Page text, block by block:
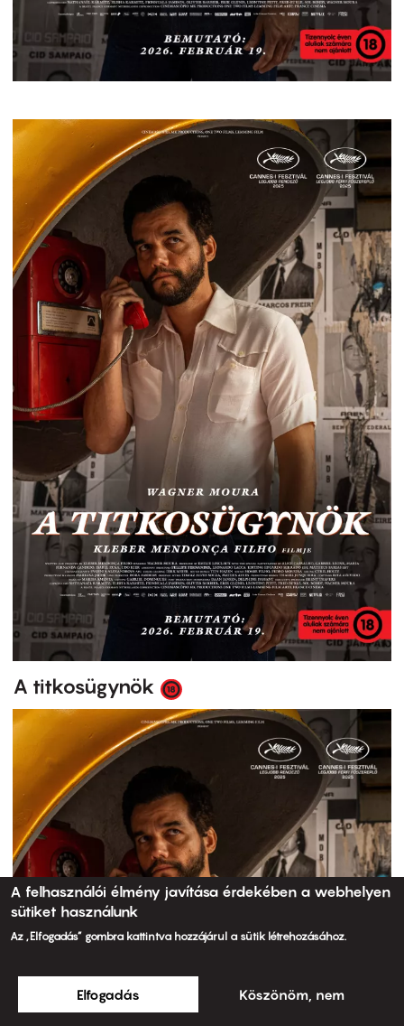
A titkosügynök
A felhasználói élmény javítása érdekében a webhelyen
sütiket használunk
Az „Elfogadás” gombra kattintva hozzájárul a sütik létrehozásához.
Elfogadás Köszönöm, nem